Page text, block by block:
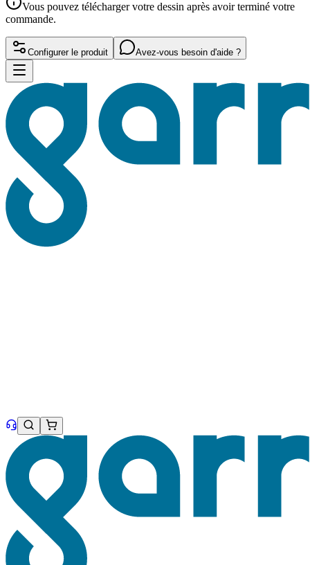
Vous pouvez télécharger votre dessin après avoir terminé votre
commande.
Configurer le produit Avez-vous besoin d'aide ?